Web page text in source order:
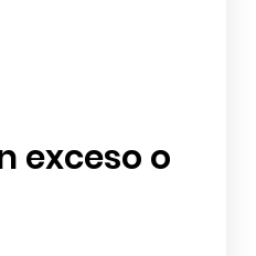
exceso o